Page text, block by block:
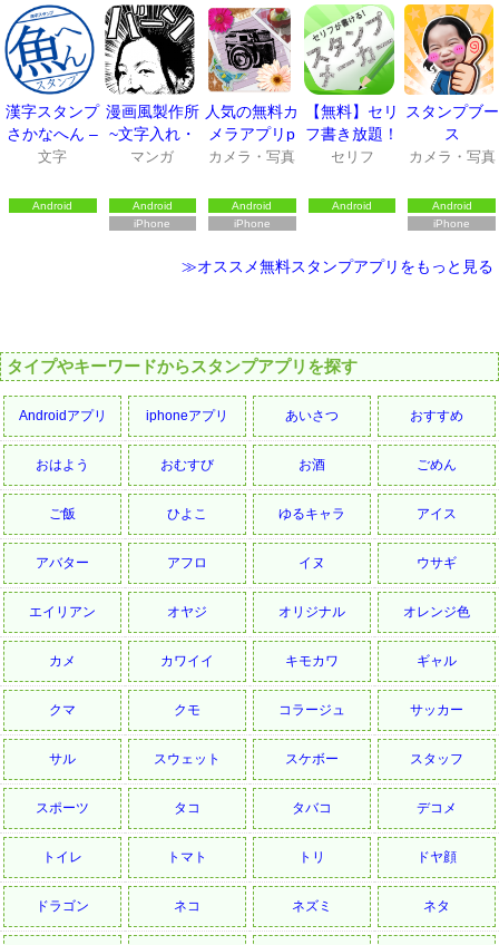
漢字スタンプ
さかなへん –
無料で使える
リ
文字
Android
漫画風製作所
~文字入れ・
ふきだしスタ
マンガ
Android
iPhone
人気の無料カ
メラアプリp
hotodeco
カメラ・写真
Android
iPhone
【無料】セリ
フ書き放題！
スタンプメー
セリフ
Android
スタンプブー
ス
カメラ・写真
Android
iPhone
≫オススメ無料スタンプアプリをもっと見る
タイプやキーワードからスタンプアプリを探す
Androidアプリ iphoneアプリ あいさつ おすすめ
おはよう おむすび お酒 ごめん
ご飯 ひよこ ゆるキャラ アイス
アバター アフロ イヌ ウサギ
エイリアン オヤジ オリジナル オレンジ色
カメ カワイイ キモカワ ギャル
クマ クモ コラージュ サッカー
サル スウェット スケボー スタッフ
スポーツ タコ タバコ デコメ
トイレ トマト トリ ドヤ顔
ドラゴン ネコ ネズミ ネタ